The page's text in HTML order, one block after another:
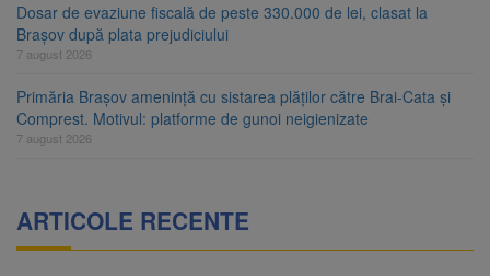
Dosar de evaziune fiscală de peste 330.000 de lei, clasat la
Brașov după plata prejudiciului
7 august 2026
Primăria Brașov amenință cu sistarea plăților către Brai-Cata și
Comprest. Motivul: platforme de gunoi neigienizate
7 august 2026
ARTICOLE RECENTE